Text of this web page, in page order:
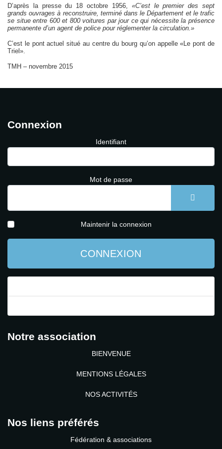
D’après la presse du 18 octobre 1956, «C’est le premier des sept
grands ouvrages à reconstruire, terminé dans le Département et le trafic
se situe entre 600 et 800 voitures par jour ce qui nécessite la présence
permanente d’un agent de police pour réglementer la circulation.»
C’est le pont actuel situé au centre du bourg qu’on appelle «Le pont de
Triel».
TMH – novembre 2015
Connexion
Identifiant
Mot de passe
Maintenir la connexion
CONNEXION
Notre association
BIENVENUE
MENTIONS LÉGALES
NOS ACTIVITÉS
Nos liens préférés
Fédération & associations